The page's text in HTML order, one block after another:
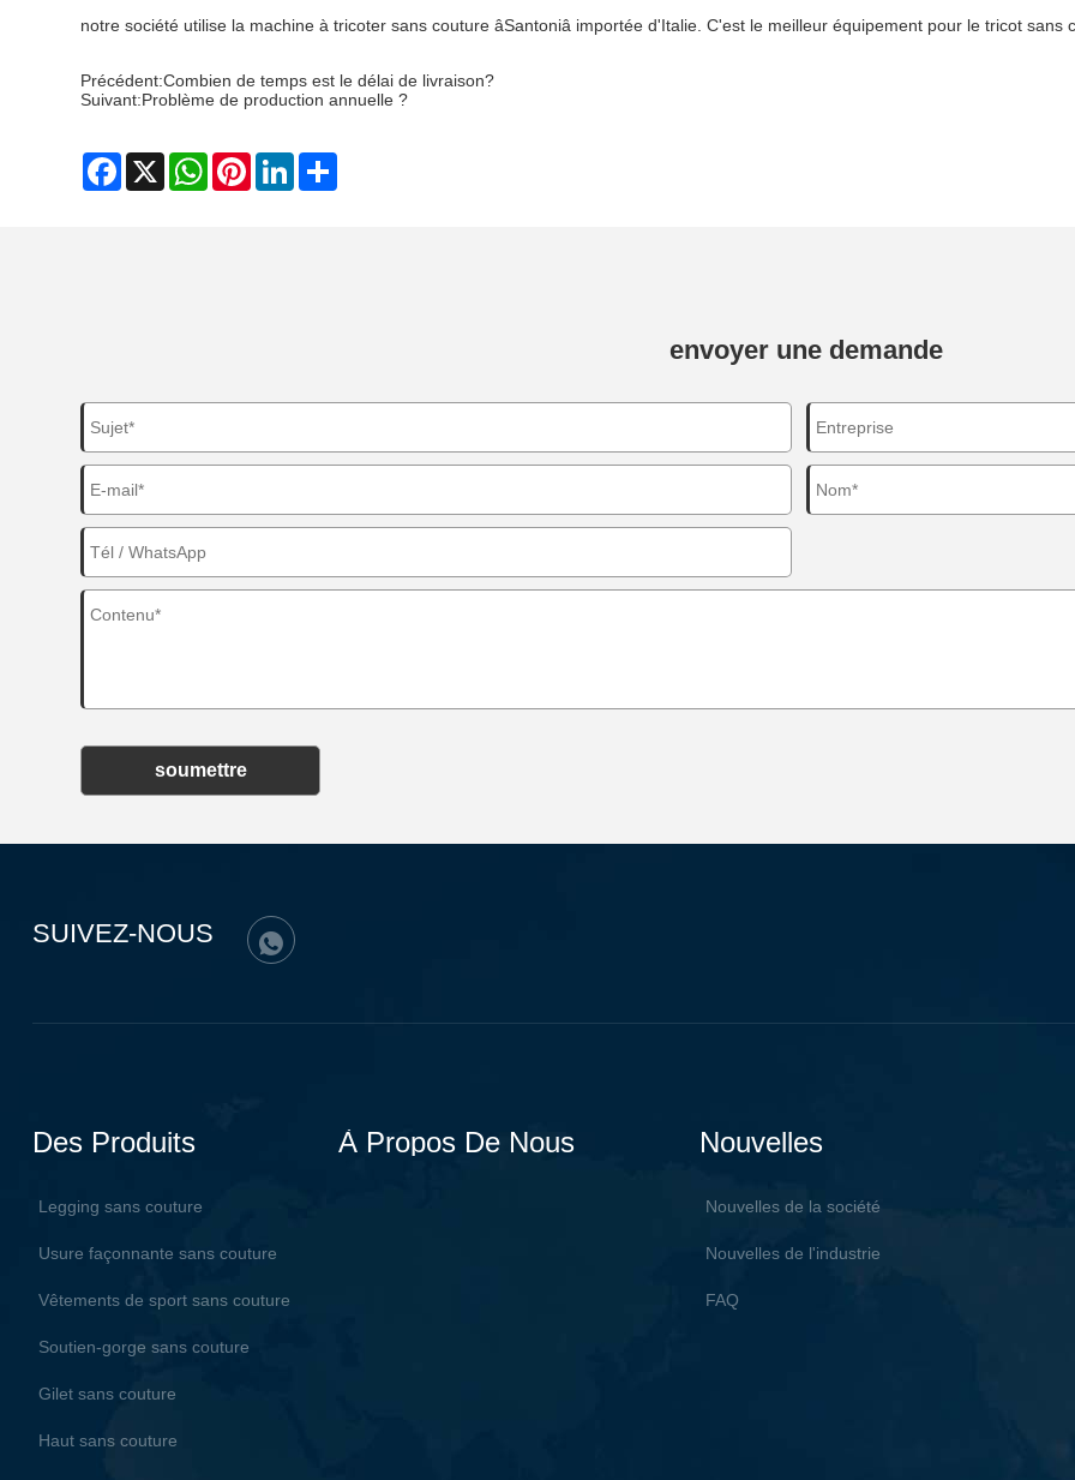
notre société utilise la machine à tricoter sans couture âSantoniâ importée d'Italie. C'est le meilleur équipement pour le tricot sans
Précédent:Combien de temps est le délai de livraison?
Suivant:Problème de production annuelle ?
Facebook
X WhatsAppPinterestLinkedIn
envoyer une demande
soumettre
SUIVEZ-NOUS
Des Produits
Legging sans couture
Usure façonnante sans couture
Vêtements de sport sans couture
Soutien-gorge sans couture
Gilet sans couture
Haut sans couture
À Propos De Nous Nouvelles
Nouvelles de la société
Nouvelles de l'industrie
FAQ